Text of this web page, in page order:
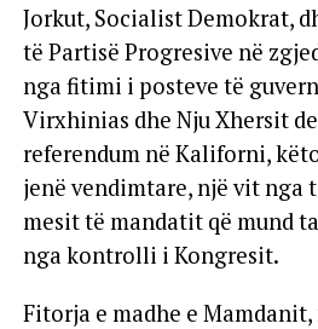
Jorkut, Socialist Demokrat,
të Partisë Progresive në
nga fitimi i posteve të
Virxhinias dhe Nju Xhersit
referendum në Kaliforni,
jenë vendimtare, një vit nga
mesit të mandatit që mund
nga kontrolli i Kongresit.
Fitorja e madhe e